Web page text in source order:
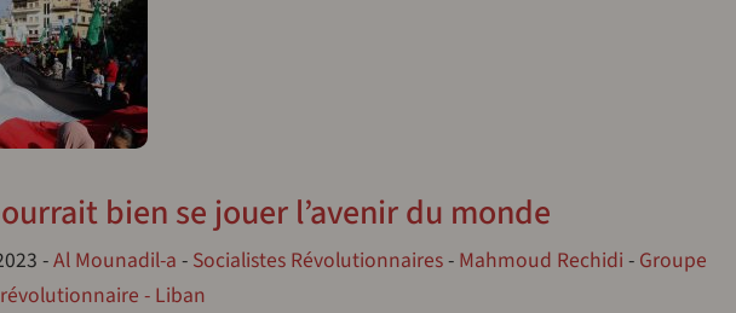
bien se jouer l’avenir du monde
-Al Mounadil-a - Socialistes Révolutionnaires- Mahmoud Rechidi - Groupe
- Liban